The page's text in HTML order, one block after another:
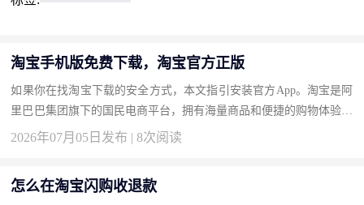
淘宝手机版免费下载，淘宝官方正版
如果你在找淘宝下载的安全方式，本文指引安装官方App。淘宝是阿
里巴巴集团旗下的国民电商平台，拥有海量商品和便捷的购物体验。
按此获取正版，畅享安全网购。 下载地址：淘宝官方下载 为什么
2026年07月05日发布 | 8次阅读
怎么在淘宝闪购收退款